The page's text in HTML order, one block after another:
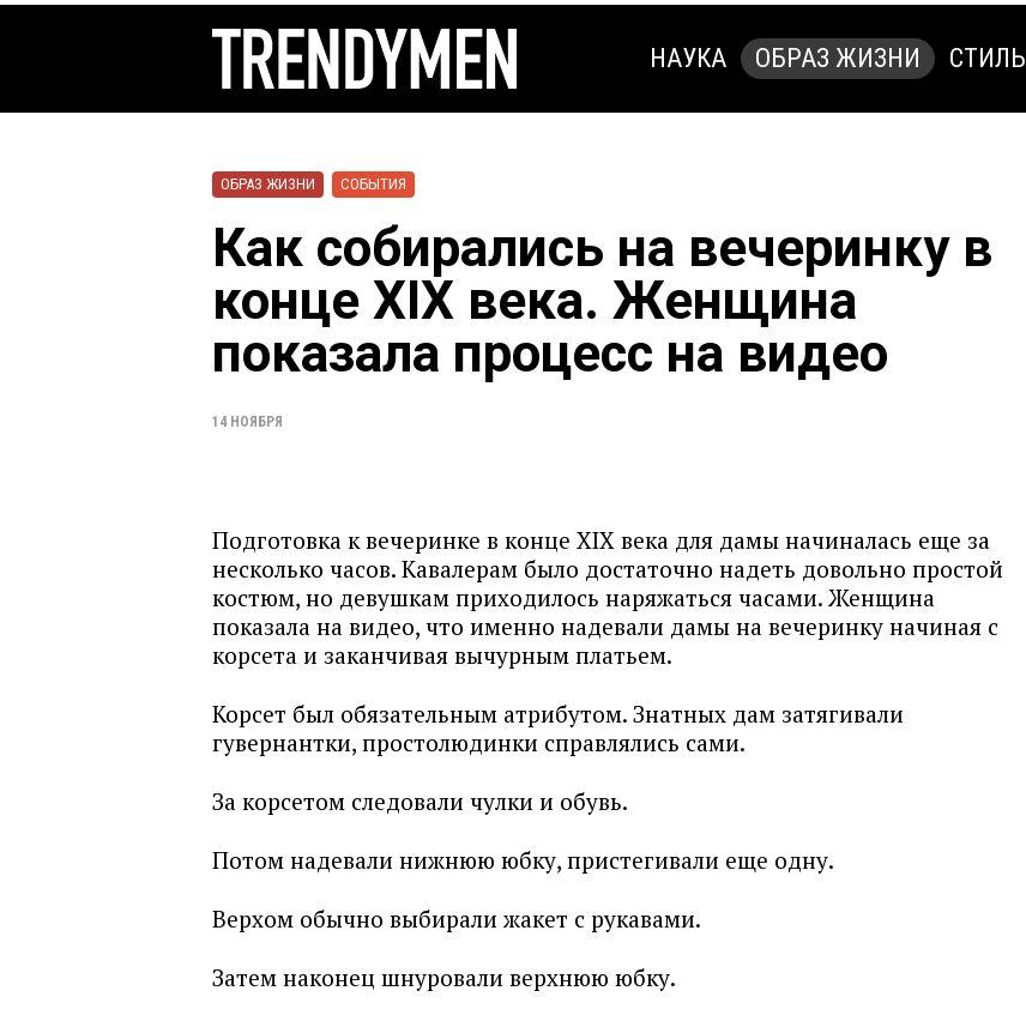
НАУКА ОБРАЗ ЖИЗНИ СТИЛЬ
ОБРАЗ ЖИЗНИ СОБЫТИЯ
Как собирались на вечеринку в
конце XIX века. Женщина
показала процесс на видео
14 НОЯБРЯ
Подготовка к вечеринке в конце XIX века для дамы начиналась еще за
несколько часов. Кавалерам было достаточно надеть довольно простой
костюм, но девушкам приходилось наряжаться часами. Женщина
показала на видео, что именно надевали дамы на вечеринку начиная с
корсета и заканчивая вычурным платьем.
Корсет был обязательным атрибутом. Знатных дам затягивали
гувернантки, простолюдинки справлялись сами.
За корсетом следовали чулки и обувь.
Потом надевали нижнюю юбку, пристегивали еще одну.
Верхом обычно выбирали жакет с рукавами.
Затем наконец шнуровали верхнюю юбку.